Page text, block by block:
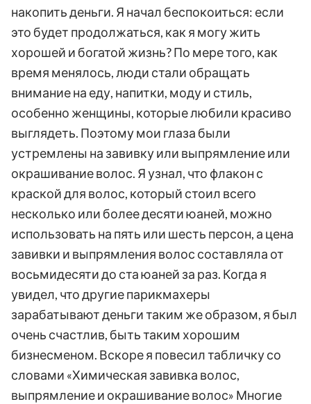
накопить деньги. Я начал беспокоиться: если
это будет продолжаться, как я могу жить
хорошей и богатой жизнь? По мере того, как
время менялось, люди стали обращать
внимание на еду, напитки, моду и стиль,
особенно женщины, которые любили красиво
выглядеть. Поэтому мои глаза были
устремлены на завивку или выпрямление или
окрашивание волос. Я узнал, что флакон с
краской для волос, который стоил всего
несколько или более десяти юаней, можно
использовать на пять или шесть персон, а цена
завивки и выпрямления волос составляла от
восьмидесяти до ста юаней за раз. Когда я
увидел, что другие парикмахеры
зарабатывают деньги таким же образом, я был
очень счастлив, быть таким хорошим
бизнесменом. Вскоре я повесил табличку со
словами «Химическая завивка волос,
выпрямление и окрашивание волос» Многие